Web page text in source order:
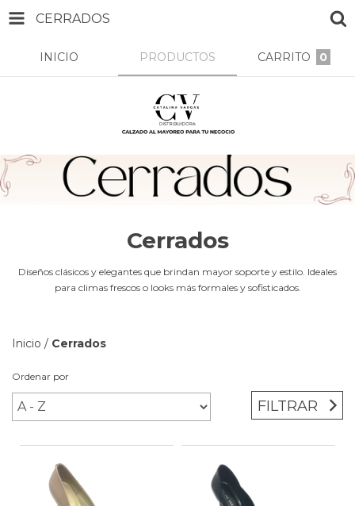
CERRADOS
INICIO PRODUCTOS CARRITO 0
Cerrados
Diseños clásicos y elegantes que brindan mayor soporte y estilo. Ideales
para climas frescos o looks más formales y sofisticados.
Inicio / Cerrados
Ordenar por
FILTRAR